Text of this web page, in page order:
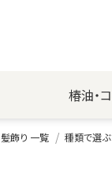
椿油・
髪飾り 一覧 種類で選ぶ